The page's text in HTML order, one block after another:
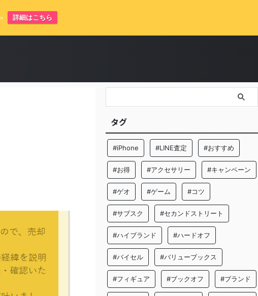
詳細はこちら
タグ
#iPhone #LINE査定 #おすすめ
#お得 #アクセサリー #キャンペーン
#ゲオ #ゲーム #コツ
#サブスク #セカンドストリート
#ハイブランド #ハードオフ
#バイセル #バリューブックス
#フィギュア #ブックオフ #ブランド